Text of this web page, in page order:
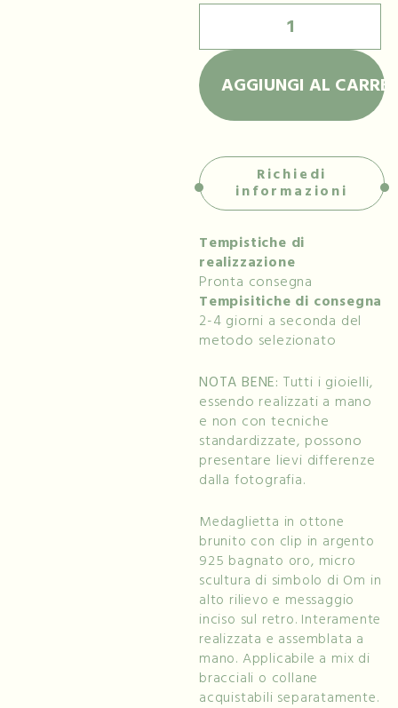
AGGIUNGI AL
Richiedi
informazioni
Tempistiche di
realizzazione
Pronta consegna
Tempisitiche di consegna
2-4 giorni a seconda del
metodo selezionato
NOTA BENE: Tutti i gioielli,
essendo realizzati a mano
e non con tecniche
standardizzate, possono
presentare lievi differenze
dalla fotografia.
Medaglietta in ottone
brunito con clip in argento
925 bagnato oro, micro
scultura di simbolo di Om in
alto rilievo e messaggio
inciso sul retro. Interamente
realizzata e assemblata a
mano. Applicabile a mix di
bracciali o collane
acquistabili separatamente.